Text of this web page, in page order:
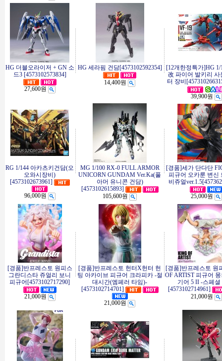
HG 더블오라이저 + GN 소
드3 [4573102573834]
27,600원
HG 세라핌 건담[4573102592354]
14,400원
[12개한정특가]HG 1/
改 파이어 발키리 사
터 장비
39,900원
RG 1/144 아카츠키건담(오
오와시장비)
[4573102673961]
96,000원
MG 1/100 RX-0 FULL ARMOR
UNICORN GUNDAM Ver.Ka(풀
아머 유니콘 건담)
[4573102615893]
105,600원
[경품]세가 단다단
피규어 오카룬 변신
비쥬얼
25,000원
[경품]반프레스토 원피스
그란디스타 쥬얼리 보니
피규어[4573102717290]
21,000원
[경품]반프레스토 헌터X헌터 헌
팅 아카이브 피규어 크라피카 -절
대시간(엠페러 타임)-
[4573102714701]
21,000원
[경품]반프레스토 원
OF ARTIST 피규어
기어 5 II -스페셜
[4573102714961]
21,000원